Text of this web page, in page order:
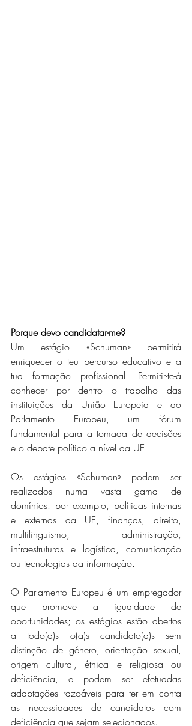
Porque devo candidatar-me?
Um estágio «Schuman» permitirá
enriquecer o teu percurso educativo e a
tua formação profissional. Permitir-te-á
conhecer por dentro o trabalho das
instituições da União Europeia e do
Parlamento Europeu, um fórum
fundamental para a tomada de decisões
e o debate político a nível da UE.
Os estágios «Schuman» podem ser
realizados numa vasta gama de
domínios: por exemplo, políticas internas
e externas da UE, finanças, direito,
multilinguismo, administração,
infraestruturas e logística, comunicação
ou tecnologias da informação.
O Parlamento Europeu é um empregador
que promove a igualdade de
oportunidades; os estágios estão abertos
a todo(a)s o(a)s candidato(a)s sem
distinção de género, orientação sexual,
origem cultural, étnica e religiosa ou
deficiência, e podem ser efetuadas
adaptações razoáveis para ter em conta
as necessidades de candidatos com
deficiência que sejam selecionados.